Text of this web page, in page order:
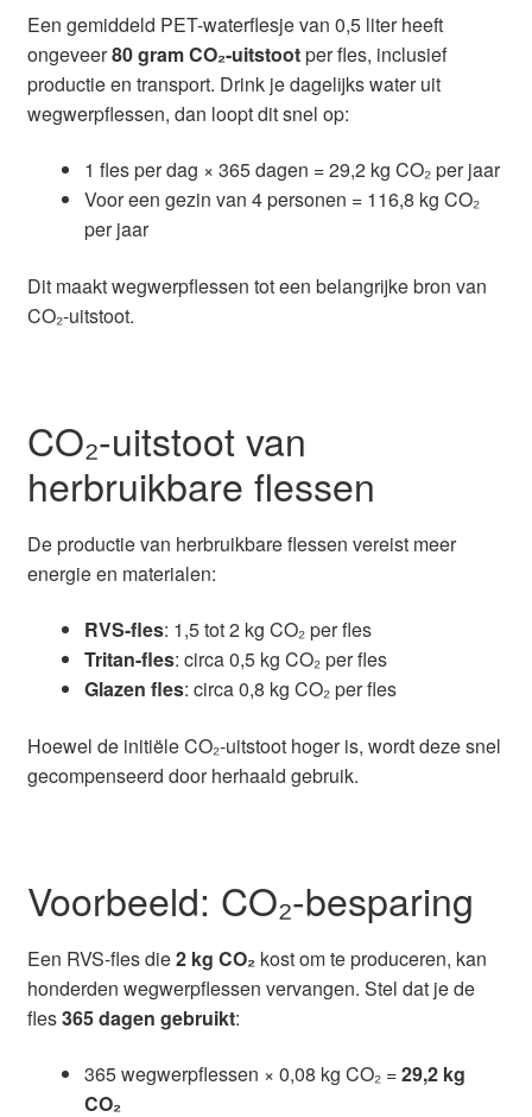
Reviews waterflessenwinkel.nl
Contact Waterflessenwinkel.nl
Een gemiddeld PET-waterflesje van 0,5 liter heeft
ongeveer80 gram CO₂-uitstootper fles, inclusief
productie en transport. Drink je dagelijks water uit
wegwerpflessen, dan loopt dit snel op:
1 fles per dag × 365 dagen = 29,2 kg CO₂ per jaar
Voor een gezin van 4 personen = 116,8 kg CO₂
per jaar
Dit maakt wegwerpflessen tot een belangrijke bron van
CO₂-uitstoot.
CO₂-uitstoot van
herbruikbare flessen
De productie van herbruikbare flessen vereist meer
energie en materialen:
RVS-fles: 1,5 tot 2 kg CO₂ per fles
Tritan-fles: circa 0,5 kg CO₂ per fles
Glazen fles: circa 0,8 kg CO₂ per fles
Hoewel de initiële CO₂-uitstoot hoger is, wordt deze snel
gecompenseerd door herhaald gebruik.
Voorbeeld: CO₂-besparing
Een RVS-fles die2 kg CO₂ kost om te produceren, kan
honderden wegwerpflessen vervangen. Stel dat je de
fles365 dagen gebruikt:
365 wegwerpflessen × 0,08 kg CO₂ =29,2 kg
CO₂